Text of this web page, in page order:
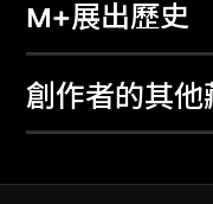
M+展出歷史
創作者的其他